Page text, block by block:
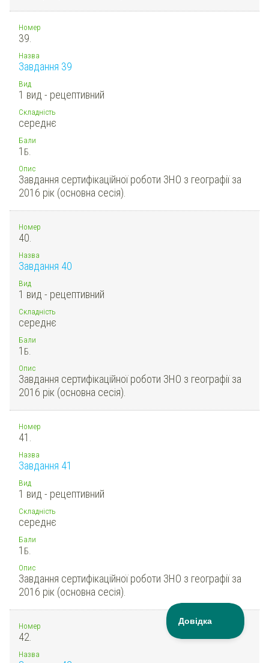
Номер
39.
Назва
Завдання 39
Вид
1 вид - рецептивний
Складність
середнє
Бали
1 Б.
Опис
Завдання сертифікаційної роботи ЗНО з географії за
2016 рік (основна сесія).
Номер
40.
Назва
Завдання 40
Вид
1 вид - рецептивний
Складність
середнє
Бали
1 Б.
Опис
Завдання сертифікаційної роботи ЗНО з географії за
2016 рік (основна сесія).
Номер
41.
Назва
Завдання 41
Вид
1 вид - рецептивний
Складність
середнє
Бали
1 Б.
Опис
Завдання сертифікаційної роботи ЗНО з географії за
2016 рік (основна сесія).
Номер
42.
Назва